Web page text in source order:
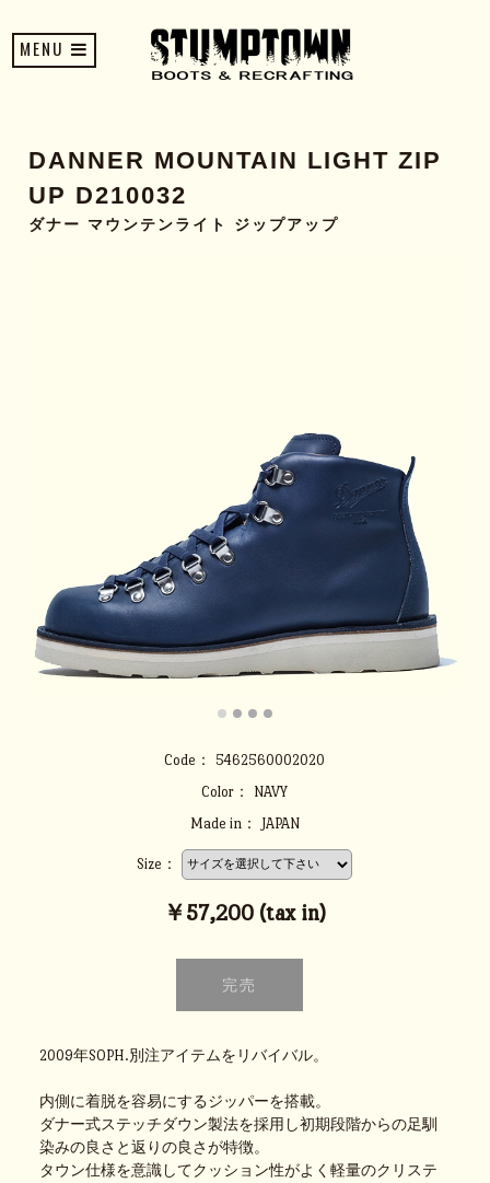
MENU
DANNER MOUNTAIN LIGHT ZIP
UP D210032
ダナー マウンテンライト ジップアップ
Code：
5462560002020
Color：
NAVY
Made in：
JAPAN
Size：
￥57,200 (tax in)
2009年SOPH.別注アイテムをリバイバル。
内側に着脱を容易にするジッパーを搭載。
ダナー式ステッチダウン製法を採用し初期段階からの足馴
染みの良さと返りの良さが特徴。
タウン仕様を意識してクッション性がよく軽量のクリステ